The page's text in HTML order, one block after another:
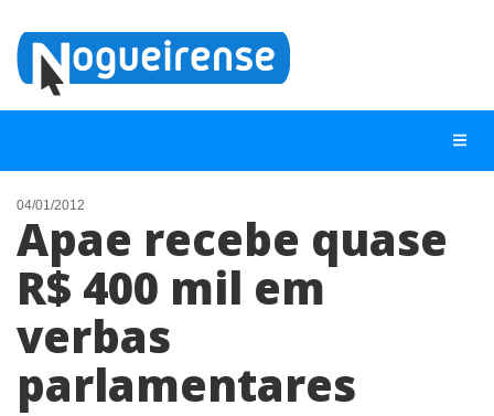
NOTÍCIAS
LISTA DIGITAL
TELEFONES ÚTEIS
CONTATO
04/01/2012
Apae recebe quase
R$ 400 mil em
verbas
parlamentares